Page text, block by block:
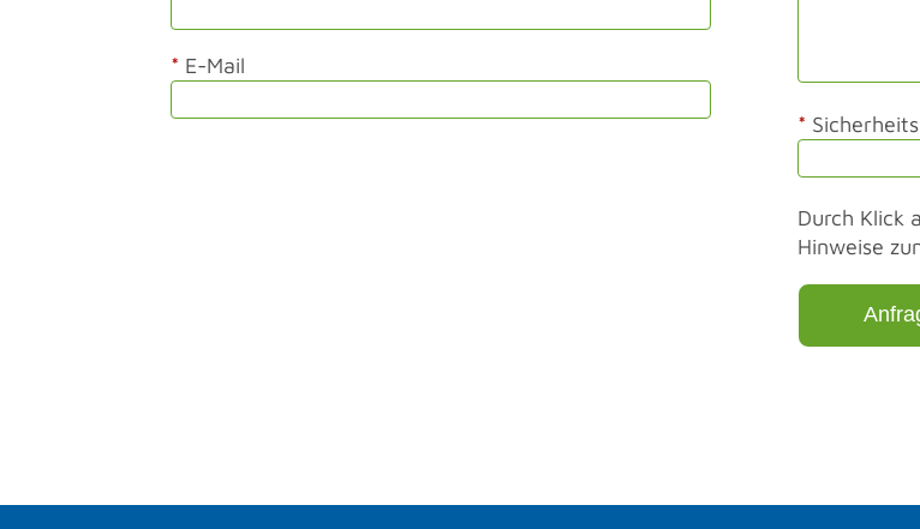
* E-Mail
*
Durch Klick
Hinweise